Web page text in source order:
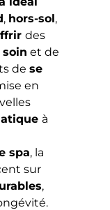
, hors-sol,
des
et de
de se
en
à
spa, la
sur
,